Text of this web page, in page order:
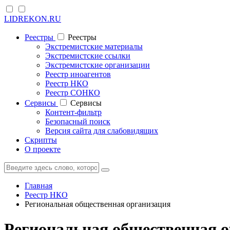
LIDREKON.RU
Реестры
Реестры
Экстремистские материалы
Экстремистские ссылки
Экстремистские организации
Реестр иноагентов
Реестр НКО
Реестр СОНКО
Cервисы
Cервисы
Контент-фильтр
Безопасный поиск
Версия сайта для слабовидящих
Скрипты
О проекте
Главная
Реестр НКО
Региональная общественная организация